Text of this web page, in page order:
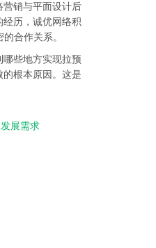
销与平面设计后
历，诚优网络积
合作关系。
些地方实现拉预
根本原因。这是
展需求